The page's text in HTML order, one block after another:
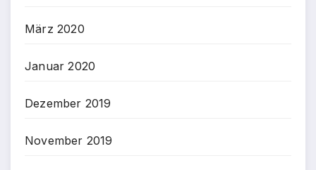
März 2020
Januar 2020
Dezember 2019
November 2019